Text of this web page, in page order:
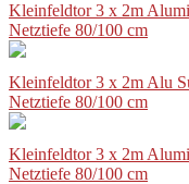
Kleinfeldtor 3 x 2m
Netztiefe 80/100 cm
Kleinfeldtor 3 x 2m Alu
Netztiefe 80/100 cm
Kleinfeldtor 3 x 2m
Netztiefe 80/100 cm